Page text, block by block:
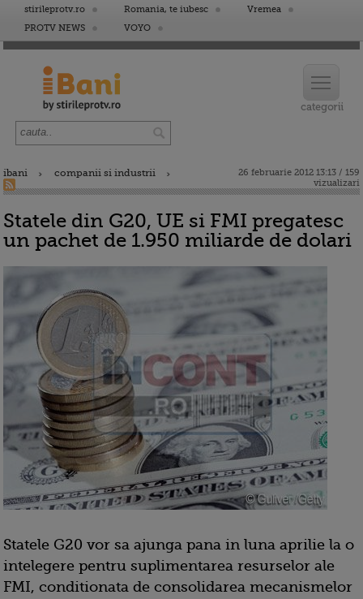
stirileprotv.ro Romania, te iubesc
Vremea
PROTV NEWS
VOYO
ibani companii si industrii
26 februarie 2012 13:13 / 159
vizualizari
Statele din G20, UE si FMI pregatesc
un pachet de 1.950 miliarde de dolari
Statele G20 vor sa ajunga pana in luna aprilie la o
intelegere pentru suplimentarea resurselor ale
FMI, conditionata de consolidarea mecanismelor